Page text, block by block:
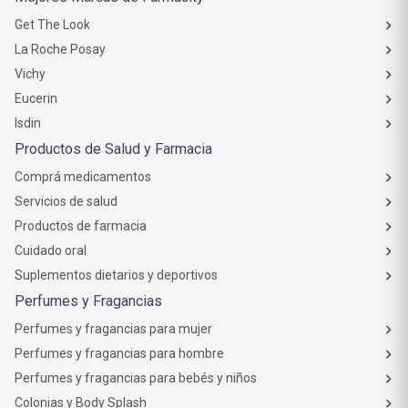
Get The Look
La Roche Posay
Vichy
Eucerin
Isdin
Productos de Salud y Farmacia
Comprá medicamentos
Servicios de salud
Productos de farmacia
Cuidado oral
Suplementos dietarios y deportivos
Perfumes y Fragancias
Perfumes y fragancias para mujer
Perfumes y fragancias para hombre
Perfumes y fragancias para bebés y niños
Colonias y Body Splash